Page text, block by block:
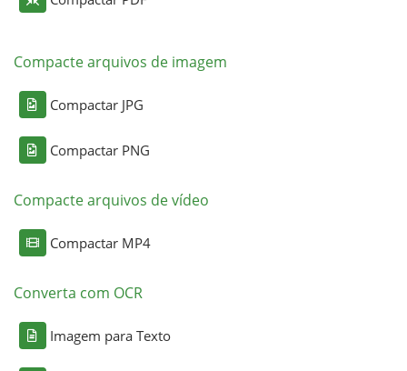
Compacte arquivos de imagem
Compactar JPG
Compactar PNG
Compacte arquivos de vídeo
Compactar MP4
Converta com OCR
Imagem para Texto